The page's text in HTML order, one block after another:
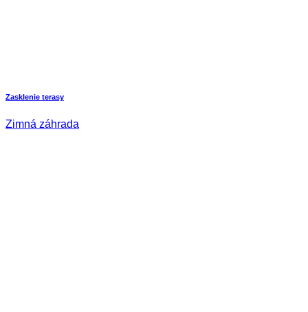
Zasklenie terasy
Zimná záhrada